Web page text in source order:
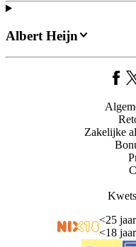
Albert Heijn
Zakelijke
<25
<18